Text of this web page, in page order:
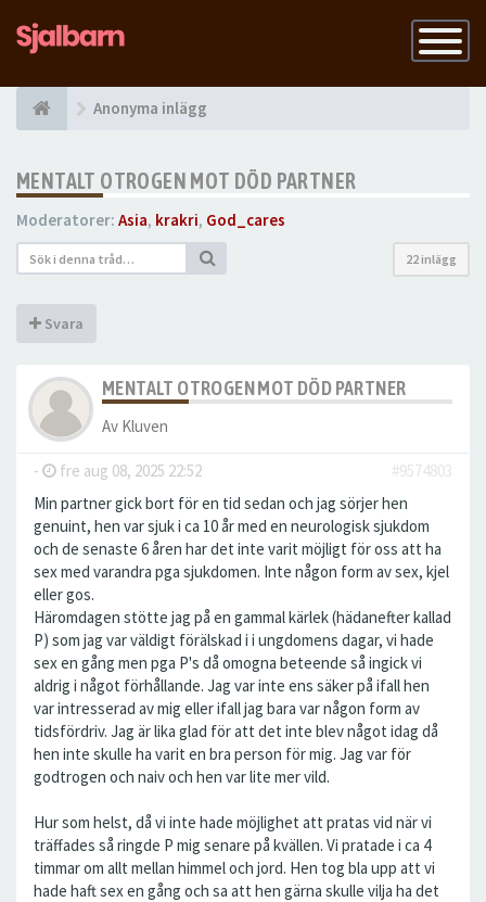
Slå
på
Anonyma inlägg
MENTALT OTROGEN MOT DÖD PARTNER
Moderatorer: Asia, krakri, God_cares
22 inlägg
Svara
MENTALT OTROGEN MOT DÖD PARTNER
Av Kluven
- fre aug 08, 2025 22:52
#9574803
Min partner gick bort för en tid sedan och jag sörjer hen
genuint, hen var sjuk i ca 10 år med en neurologisk sjukdom
och de senaste 6 åren har det inte varit möjligt för oss att ha
sex med varandra pga sjukdomen. Inte någon form av sex, kjel
eller gos.
Häromdagen stötte jag på en gammal kärlek (hädanefter kallad
P) som jag var väldigt förälskad i i ungdomens dagar, vi hade
sex en gång men pga P's då omogna beteende så ingick vi
aldrig i något förhållande. Jag var inte ens säker på ifall hen
var intresserad av mig eller ifall jag bara var någon form av
tidsfördriv. Jag är lika glad för att det inte blev något idag då
hen inte skulle ha varit en bra person för mig. Jag var för
godtrogen och naiv och hen var lite mer vild.
Hur som helst, då vi inte hade möjlighet att pratas vid när vi
träffades så ringde P mig senare på kvällen. Vi pratade i ca 4
timmar om allt mellan himmel och jord. Hen tog bla upp att vi
hade haft sex en gång och sa att hen gärna skulle vilja ha det